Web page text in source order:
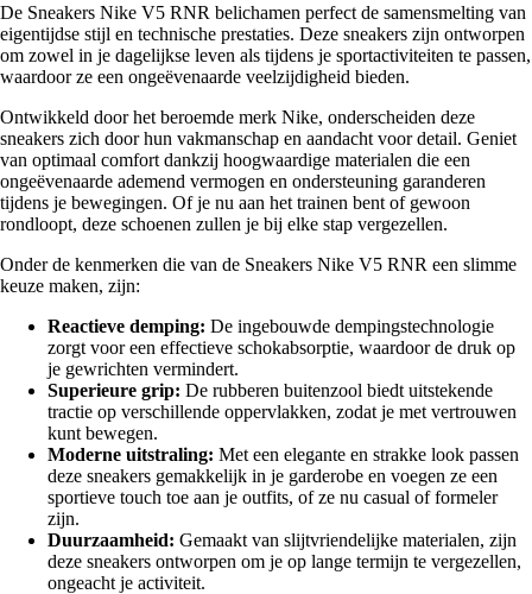
De Sneakers Nike V5 RNR belichamen perfect de samensmelting van
eigentijdse stijl en technische prestaties. Deze sneakers zijn ontworpen
om zowel in je dagelijkse leven als tijdens je sportactiviteiten te passen,
waardoor ze een ongeëvenaarde veelzijdigheid bieden.
Ontwikkeld door het beroemde merk Nike, onderscheiden deze
sneakers zich door hun vakmanschap en aandacht voor detail. Geniet
van optimaal comfort dankzij hoogwaardige materialen die een
ongeëvenaarde ademend vermogen en ondersteuning garanderen
tijdens je bewegingen. Of je nu aan het trainen bent of gewoon
rondloopt, deze schoenen zullen je bij elke stap vergezellen.
Onder de kenmerken die van de Sneakers Nike V5 RNR een slimme
keuze maken, zijn:
Reactieve demping: De ingebouwde dempingstechnologie
zorgt voor een effectieve schokabsorptie, waardoor de druk op
je gewrichten vermindert.
Superieure grip: De rubberen buitenzool biedt uitstekende
tractie op verschillende oppervlakken, zodat je met vertrouwen
kunt bewegen.
Moderne uitstraling: Met een elegante en strakke look passen
deze sneakers gemakkelijk in je garderobe en voegen ze een
sportieve touch toe aan je outfits, of ze nu casual of formeler
zijn.
Duurzaamheid: Gemaakt van slijtvriendelijke materialen, zijn
deze sneakers ontworpen om je op lange termijn te vergezellen,
ongeacht je activiteit.